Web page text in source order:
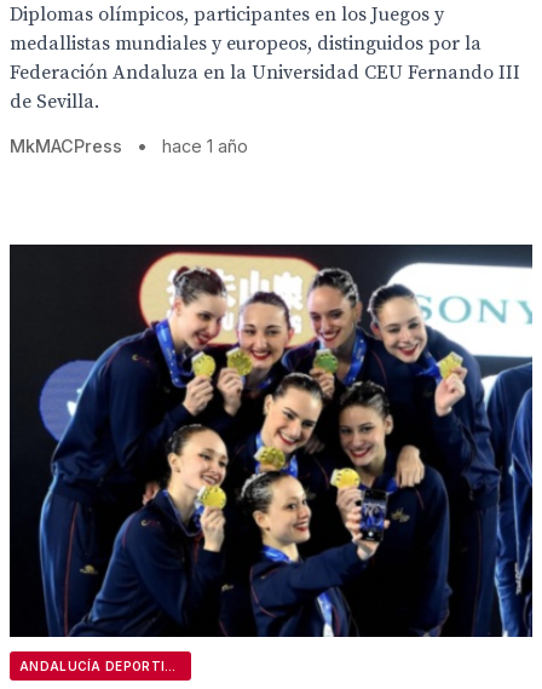
Diplomas olímpicos, participantes en los Juegos y
medallistas mundiales y europeos, distinguidos por la
Federación Andaluza en la Universidad CEU Fernando III
de Sevilla.
MkMACPress • hace 1 año